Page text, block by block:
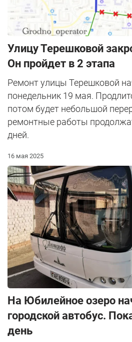
Улицу Терешковой
Он пройдет в 2 этапа
Ремонт улицы Терешковой
понедельник 19 мая.
потом будет небольшой
ремонтные работы
дней.
16 мая 2025
На Юбилейное озеро
городской автобус.
день